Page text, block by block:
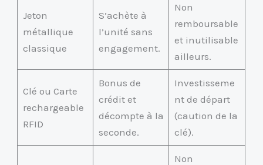
Jeton
métallique
classique
S’achète à
l’unité sans
engagement.
Non
remboursable
et inutilisable
ailleurs.
Clé ou Carte
rechargeable
RFID
Bonus de
crédit et
décompte à la
seconde.
Investisseme
nt de départ
(caution de la
clé).
Non